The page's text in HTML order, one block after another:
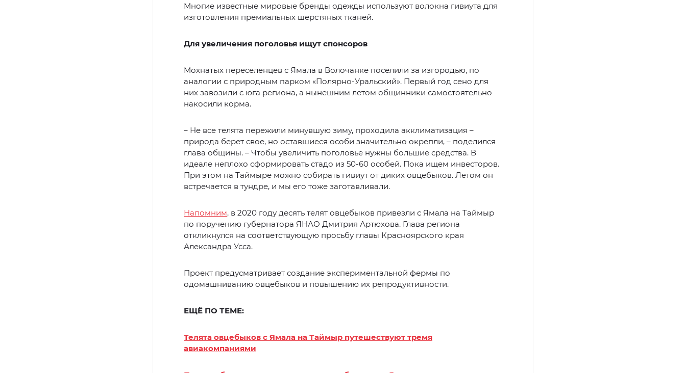
Многие известные мировые бренды одежды используют волокна гивиута для
изготовления премиальных шерстяных тканей.
Для увеличения поголовья ищут спонсоров
Мохнатых переселенцев с Ямала в Волочанке поселили за изгородью, по
аналогии с природным парком «Полярно-Уральский». Первый год сено для
них завозили с юга региона, а нынешним летом общинники самостоятельно
накосили корма.
– Не все телята пережили минувшую зиму, проходила акклиматизация –
природа берет свое, но оставшиеся особи значительно окрепли, – поделился
глава общины. – Чтобы увеличить поголовье нужны большие средства. В
идеале неплохо сформировать стадо из 50-60 особей. Пока ищем инвесторов.
При этом на Таймыре можно собирать гивиут от диких овцебыков. Летом он
встречается в тундре, и мы его тоже заготавливали.
Напомним, в 2020 году десять телят овцебыков привезли с Ямала на Таймыр
по поручению губернатора ЯНАО Дмитрия Артюхова. Глава региона
откликнулся на соответствующую просьбу главы Красноярского края
Александра Усса.
Проект предусматривает создание экспериментальной фермы по
одомашниванию овцебыков и повышению их репродуктивности.
ЕЩЁ ПО ТЕМЕ:
Телята овцебыков с Ямала на Таймыр путешествуют тремя
авиакомпаниями